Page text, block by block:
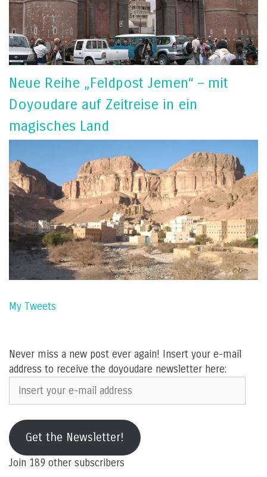
Neue Reihe „Feldpost Jemen“ – mit
Doyoudare auf Zeitreise in ein
magisches Land
My Tweets
Never miss a new post ever again! Insert your e-mail
address to receive the doyoudare newsletter here:
insert
your
mail
addressGet the Newsletter!
Join 189 other subscribers